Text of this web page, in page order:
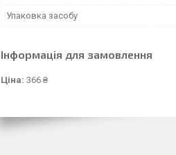
Упаковка засобу
Інформація для замовлення
Ціна: 366 ₴